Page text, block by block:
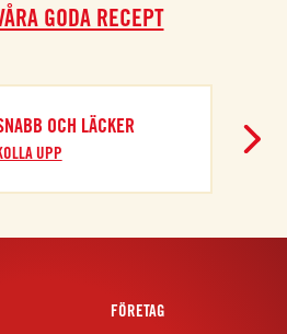
GODA RECEPT
OCH LÄCKER
UPP
FÖRETAG